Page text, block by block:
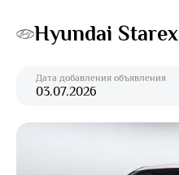
Hyundai Starex
Дата добавления объявления
03.07.2026